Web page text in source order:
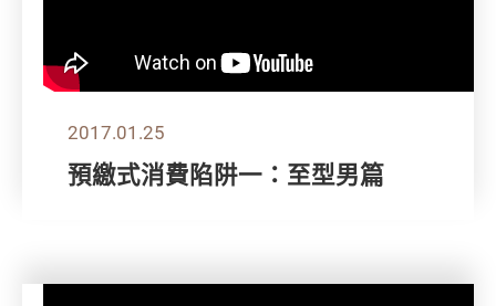
2017.01.25
預繳式消費陷阱一：至型男篇